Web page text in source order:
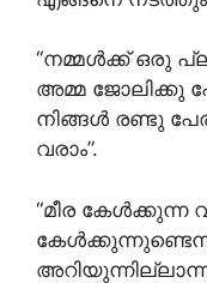
“നമ്മൾക്ക് ഒരു
അമ്മ ജോലിക്കു
നിങ്ങൾ രണ്ടു
വരാം”.
“മീര